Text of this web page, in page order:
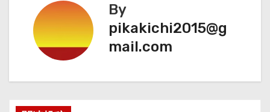
ー
ョ
ン
By
pikakichi2015@g
mail.com